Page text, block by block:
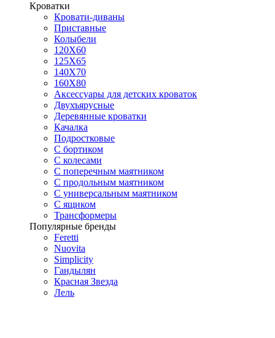
Кроватки
Кровати-диваны
Приставные
Колыбели
120Х60
125X65
140Х70
160Х80
Аксессуары для детских кроваток
Двухъярусные
Деревянные кроватки
Качалка
Подростковые
С бортиком
С колесами
С поперечным маятником
С продольным маятником
С универсальным маятником
С ящиком
Трансформеры
Популярные бренды
Feretti
Nuovita
Simplicity
Гандылян
Красная Звезда
Лель